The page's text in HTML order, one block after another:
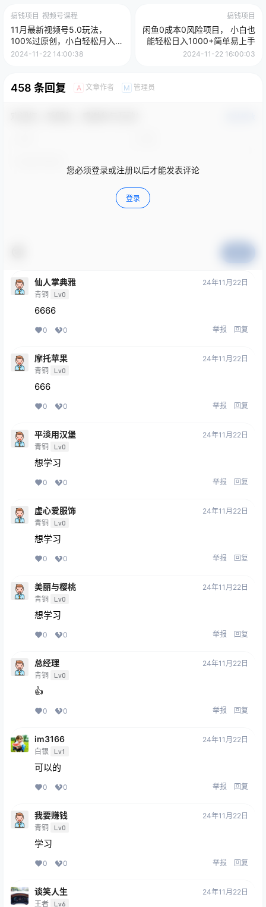
搞钱项目 视频号课程
11月最新视频号5.0玩法，
100%过原创，小白轻松月入5
位数
2024-11-22 14:00:38
搞钱项目
闲鱼0成本0风险项目， 小白也
能轻松日入1000+简单易上手
2024-11-22 16:00:03
458 条回复 A 文章作者 M 管理员
您必须登录或注册以后才能发表评论
登录
仙人掌典雅
青铜 Lv0
24年11月22日
6666
0 0 举报 回复
摩托苹果
青铜 Lv0
24年11月22日
666
0 0 举报 回复
平淡用汉堡
青铜 Lv0
24年11月22日
想学习
0 0 举报 回复
虚心爱服饰
青铜 Lv0
24年11月22日
想学习
0 0 举报 回复
美丽与樱桃
青铜 Lv0
24年11月22日
想学习
0 0 举报 回复
总经理
青铜 Lv0
24年11月22日
👍
0 0 举报 回复
im3166
白银 Lv1
24年11月22日
可以的
0 0 举报 回复
我要赚钱
青铜 Lv0
24年11月22日
学习
0 0 举报 回复
谈笑人生
王者 Lv6
24年11月22日